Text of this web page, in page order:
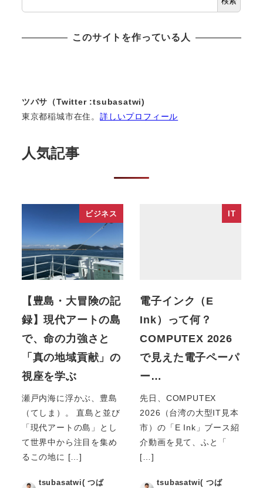
このサイトを作っている人
ツバサ（Twitter :tsubasatwi)
東京都稲城市在住。 詳しいプロフィール
人気記事
ビジネス
【豊島・大冒険の記
録】現代アートの島
で、命の力強さと
「真の地域貢献」の
視座を学ぶ
瀬戸内海に浮かぶ、豊島
（てしま）。 直島と並び
「現代アートの島」とし
て世界中から注目を集め
るこの地に […]
tsubasatwi( つば
IT
電子インク（E
Ink）って何？
COMPUTEX 2026
で見えた電子ペーパ
ー…
先日、COMPUTEX
2026（台湾の大型IT見本
市）の「E Ink」ブース紹
介動画を見て、ふと「
[…]
tsubasatwi( つば